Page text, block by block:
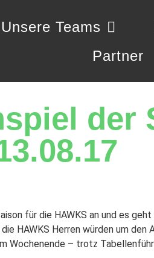
Unsere Teams
Partner
der
für die HAWKS an und es
HAWKS Herren würden um
Wochenende – trotz